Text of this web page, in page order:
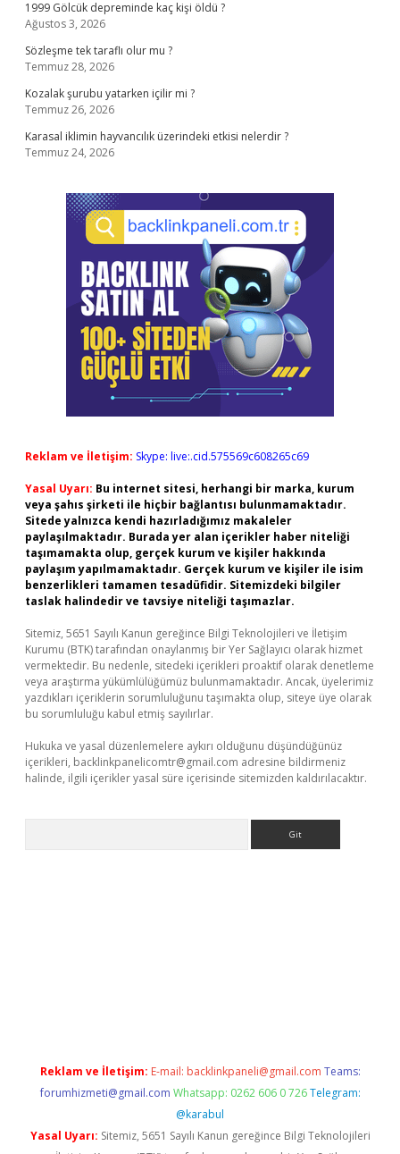
1999 Gölcük depreminde kaç kişi öldü ?
Ağustos 3, 2026
Sözleşme tek taraflı olur mu ?
Temmuz 28, 2026
Kozalak şurubu yatarken içilir mi ?
Temmuz 26, 2026
Karasal iklimin hayvancılık üzerindeki etkisi nelerdir ?
Temmuz 24, 2026
Reklam ve İletişim: Skype: live:.cid.575569c608265c69
Yasal Uyarı: Bu internet sitesi, herhangi bir marka, kurum
veya şahıs şirketi ile hiçbir bağlantısı bulunmamaktadır.
Sitede yalnızca kendi hazırladığımız makaleler
paylaşılmaktadır. Burada yer alan içerikler haber niteliği
taşımamakta olup, gerçek kurum ve kişiler hakkında
paylaşım yapılmamaktadır. Gerçek kurum ve kişiler ile isim
benzerlikleri tamamen tesadüfidir. Sitemizdeki bilgiler
taslak halindedir ve tavsiye niteliği taşımazlar.
Sitemiz, 5651 Sayılı Kanun gereğince Bilgi Teknolojileri ve İletişim
Kurumu (BTK) tarafından onaylanmış bir Yer Sağlayıcı olarak hizmet
vermektedir. Bu nedenle, sitedeki içerikleri proaktif olarak denetleme
veya araştırma yükümlülüğümüz bulunmamaktadır. Ancak, üyelerimiz
yazdıkları içeriklerin sorumluluğunu taşımakta olup, siteye üye olarak
bu sorumluluğu kabul etmiş sayılırlar.
Hukuka ve yasal düzenlemelere aykırı olduğunu düşündüğünüz
içerikleri, backlinkpanelicomtr@gmail.com adresine bildirmeniz
halinde, ilgili içerikler yasal süre içerisinde sitemizden kaldırılacaktır.
Reklam ve İletişim: E-mail: backlinkpaneli@gmail.com Teams:
forumhizmeti@gmail.com Whatsapp: 0262 606 0 726 Telegram:
@karabul
Yasal Uyarı: Sitemiz, 5651 Sayılı Kanun gereğince Bilgi Teknolojileri